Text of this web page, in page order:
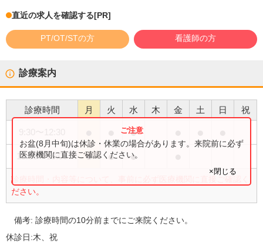
直近の求人を確認する[PR]
PT/OT/STの方 看護師の方
診療案内
診療時間 月 火 水 木 金 土 日 祝
●
15:00〜18:00 ● ● ●
診療時間・内容等について、事前に必ず医療機関に直接ご確認く
ださい。
お盆(8月中旬)は休診・休業の場合があります。来院前に必ず
医療機関に直接ご確認ください。
×閉じる
備考:診療時間の10分前までにご来院ください。
休診日:木、祝